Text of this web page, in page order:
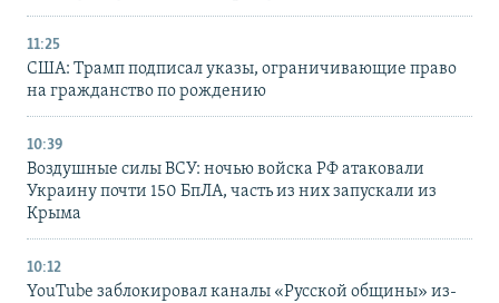
11:25
США: Трамп подписал указы, ограничивающие право
на гражданство по рождению
10:39
Воздушные силы ВСУ: ночью войска РФ атаковали
Украину почти 150 БпЛА, часть из них запускали из
Крыма
10:12
YouTube заблокировал каналы «Русской общины» из-